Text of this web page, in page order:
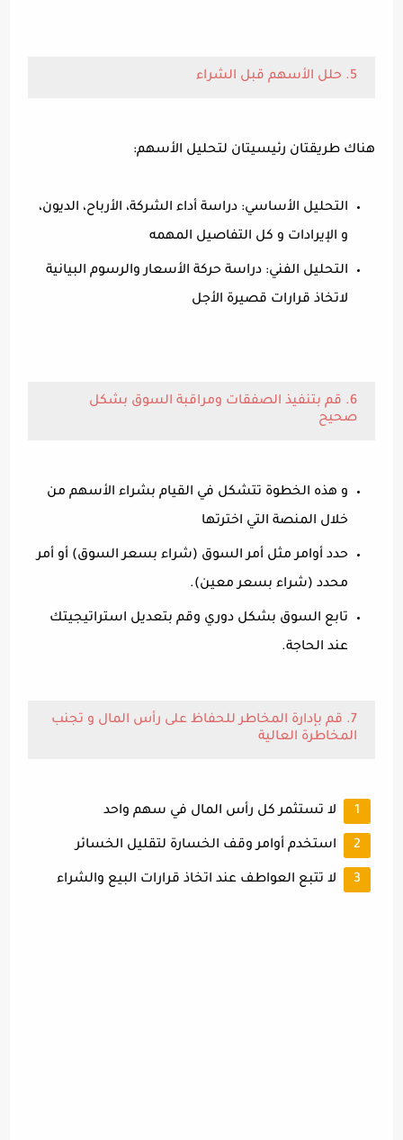
5. حلل الأسهم قبل الشراء
هناك طريقتان رئيسيتان لتحليل الأسهم:
التحليل الأساسي: دراسة أداء الشركة، الأرباح، الديون،
و الإيرادات و كل التفاصيل المهمه
التحليل الفني: دراسة حركة الأسعار والرسوم البيانية
لاتخاذ قرارات قصيرة الأجل
6. قم بتنفيذ الصفقات ومراقبة السوق بشكل
صحيح
و هذه الخطوة تتشكل في القيام بشراء الأسهم من
خلال المنصة التي اخترتها
حدد أوامر مثل أمر السوق (شراء بسعر السوق) أو أمر
محدد (شراء بسعر معين).
تابع السوق بشكل دوري وقم بتعديل استراتيجيتك
عند الحاجة.
7. قم بإدارة المخاطر للحفاظ على رأس المال و تجنب
المخاطرة العالية
لا تستثمر كل رأس المال في سهم واحد
استخدم أوامر وقف الخسارة لتقليل الخسائر
لا تتبع العواطف عند اتخاذ قرارات البيع والشراء